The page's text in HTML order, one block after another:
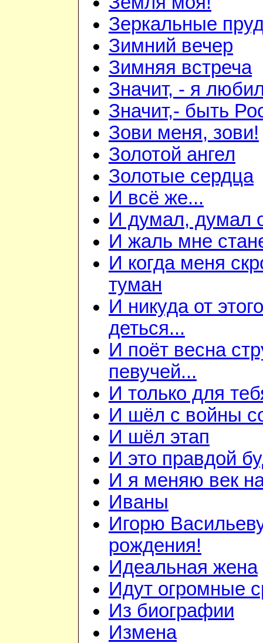
Зеркальные
Зимний вечер
Зимняя встреча
Значит, - я
Значит,- быть
Зови меня, зови!
Золотой ангел
Золотые сердца
И всё же...
И думал, думал
И жаль мне
И когда меня
туман
И никуда от
деться...
И поёт весна
певучей...
И только для
И шёл с войны
И шёл этап
И это правдой
И я меняю век
Иваны
Игорю
рождения!
Идеальная жена
Идут огромные
Из биографии
Измена